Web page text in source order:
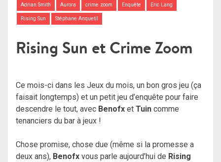
Adrian Smith Aurora crime zoom Enquête Eric Lang
Rising Sun Stéphane Anquetil
Rising Sun et Crime Zoom
Ce mois-ci dans les Jeux du mois, un bon gros jeu (ça
faisait longtemps) et un petit jeu d’enquête pour faire
descendre le tout, avec Benofx et Tuin comme
tenanciers du bar à jeux !
Chose promise, chose due (même si la promesse a
deux ans), Benofx vous parle aujourd’hui de Rising